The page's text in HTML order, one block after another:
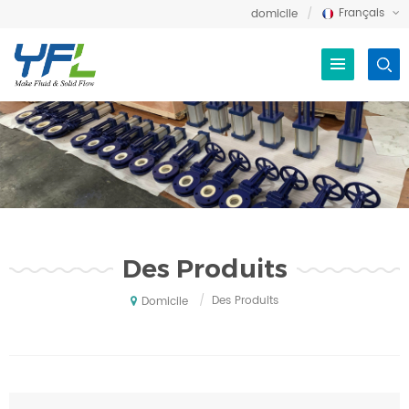
Français
domicile
Des Produits
Domicile / Des Produits